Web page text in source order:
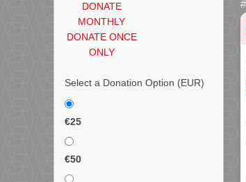
DONATE
MONTHLY
DONATE ONCE
ONLY
Select a Donation Option (EUR)
€25
€50